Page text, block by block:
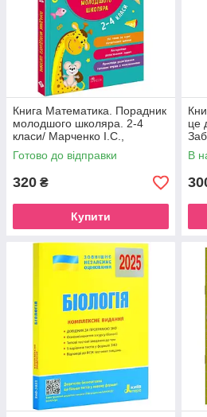
Книга Математика. Порадник
молодшого школяра. 2-4
класи/ Марченко І.С.,
Квартник Т. Нова школа
Готово до відправки
320 ₴
Купити
це
В